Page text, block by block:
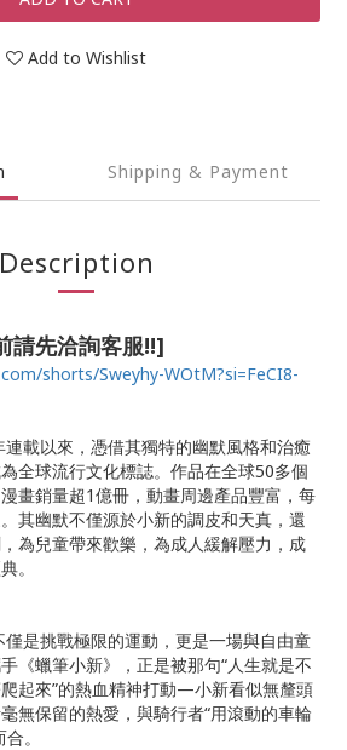
Add to Wishlist
Shipping & Payment
Description
請先洽詢客服!!]
shorts/Sweyhy-WOtM?si=FeCI8-
連載以來，憑借其獨特的幽默風格和治癒
全球流行文化標誌。作品在全球50多個
畫銷量超1億冊，動畫周邊產品豐富，每
其幽默不僅源於小新的調皮和天真，還
為兒童帶來歡樂，為成人緩解壓力，成
。
僅是挑戰極限的運動，更是一場與自由童
《蠟筆小新》，正是被那句“人生就是不
起來”的熱血精神打動—小新看似無釐頭
無保留的熱愛，與騎行者“用滾動的車輪
。